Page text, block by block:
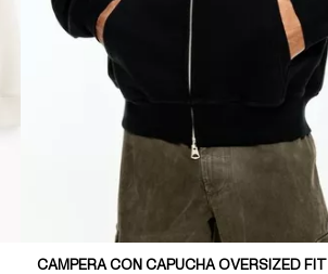
CAMPERA CON CAPUCHA OVERSIZED FIT